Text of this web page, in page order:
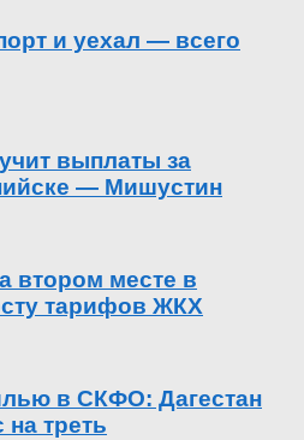
и уехал — всего
выплаты за
— Мишустин
втором месте в
тарифов ЖКХ
в СКФО: Дагестан
треть